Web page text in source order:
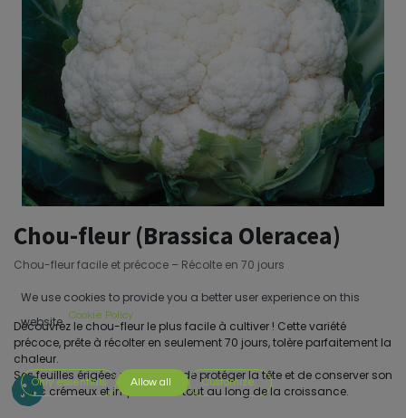
Chou-fleur (Brassica Oleracea)
Chou-fleur facile et précoce – Récolte en 70 jours
Découvrez le chou-fleur le plus facile à cultiver ! Cette variété
précoce, prête à récolter en seulement 70 jours, tolère parfaitement la
chaleur.
Ses feuilles érigées permettent de protéger la tête et de conserver son
blanc crémeux et impeccable tout au long de la croissance.
We use cookies to provide you a better user experience on this
website. Cookie Policy
Only essentials Allow all Customize